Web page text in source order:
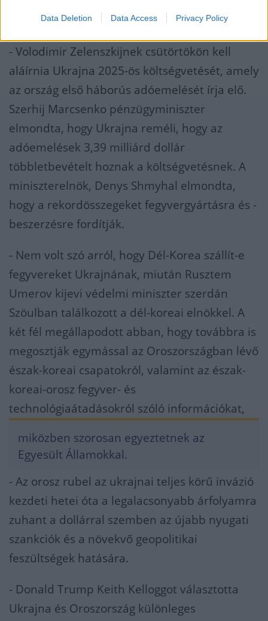
Data Deletion Data Access Privacy Policy
megtörténhet - mondta az egyik tisztviselő.
- Volodimir Zelenszkijnek csütörtökön kell
aláírnia Ukrajna 2025-ös költségvetését, amely
az ország első háborús adóemelését írja elő.
Szerhij Marcsenko pénzügyminiszter
elmondta, hogy Ukrajna reméli, hogy az
adóemelések 3,39 milliárd dollár
többletbevételt hoznak a költségvetésnek. A
miniszterelnök, Denys Shmyhal elmondta,
hogy a rekordösszegeket fegyvergyártásra és -
beszerzésre fordítják.
- Nem volt szó arról, hogy Dél-Korea szállít-e
fegyvereket Ukrajnának, miután Rusztem
Umerov kijevi védelmi miniszter szerdán
Szöulban találkozott a dél-koreai elnökkel. A
két fél megállapodott abban, hogy továbbra is
megosztják egymással az Oroszországban lévő
észak-koreai csapatokról, valamint az észak-
koreai-orosz fegyver- és
technológiaátadásokról szóló információkat,
miközben szorosan egyeztetnek az
Egyesült Államokkal.
- Az orosz rubel az ukrajnai teljes körű invázió
kezdeti hetei óta a legalacsonyabb árfolyamra
zuhant a dollárral szemben az újabb nyugati
szankciók és a növekvő geopolitikai
feszültségek hatására.
- Donald Trump Keith Kelloggot választotta
Ukrajna és Oroszország különleges